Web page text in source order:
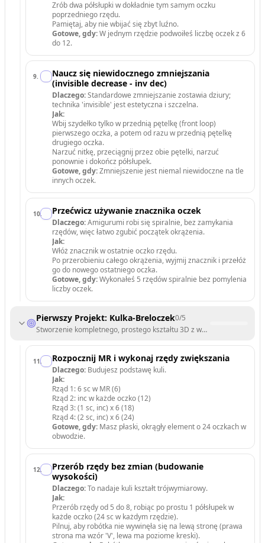
Zrób dwa półsłupki w dokładnie tym samym oczku
poprzedniego rzędu.
Pamiętaj, aby nie wbijać się zbyt luźno.
Gotowe, gdy:W jednym rzędzie podwoiłeś liczbę oczek z 6
do 12.
9.
Naucz się niewidocznego zmniejszania
(invisible decrease - inv dec)
Dlaczego:Standardowe zmniejszanie zostawia dziury;
technika 'invisible' jest estetyczna i szczelna.
Jak:
Wbij szydełko tylko w przednią pętelkę (front loop)
pierwszego oczka, a potem od razu w przednią pętelkę
drugiego oczka.
Narzuć nitkę, przeciągnij przez obie pętelki, narzuć
ponownie i dokończ półsłupek.
Gotowe, gdy:Zmniejszenie jest niemal niewidoczne na tle
innych oczek.
10. Przećwicz używanie znacznika oczek
Dlaczego:Amigurumi robi się spiralnie, bez zamykania
rzędów, więc łatwo zgubić początek okrążenia.
Jak:
Włóż znacznik w ostatnie oczko rzędu.
Po przerobieniu całego okrążenia, wyjmij znacznik i przełóż
go do nowego ostatniego oczka.
Gotowe, gdy:Wykonałeś 5 rzędów spiralnie bez pomylenia
liczby oczek.
Pierwszy Projekt: Kulka-Breloczek0/5
Stworzenie kompletnego, prostego kształtu 3D z wypełnieniem.
11. Rozpocznij MR i wykonaj rzędy zwiększania
Dlaczego: Budujesz podstawę kuli.
Jak:
Rząd 1: 6 sc w MR (6)
Rząd 2: inc w każde oczko (12)
Rząd 3: (1 sc, inc) x 6 (18)
Rząd 4: (2 sc, inc) x 6 (24)
Gotowe, gdy: Masz płaski, okrągły element o 24 oczkach w
obwodzie.
12.
Przerób rzędy bez zmian (budowanie
wysokości)
Dlaczego:To nadaje kuli kształt trójwymiarowy.
Jak:
Przerób rzędy od 5 do 8, robiąc po prostu 1 półsłupek w
każde oczko (24 sc w każdym rzędzie).
Pilnuj, aby robótka nie wywinęła się na lewą stronę (prawa
strona ma wzór 'V', lewa ma poziome kreski).